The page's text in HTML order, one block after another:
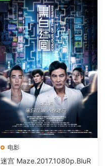
电影
迷宫 Maze.2017.1080p.BluR